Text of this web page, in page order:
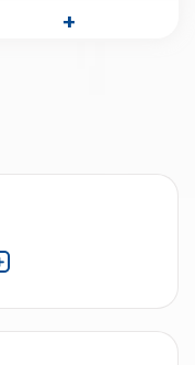
+